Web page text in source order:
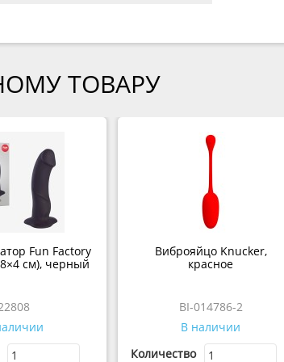
ТОВАРУ
Fun Factory
см), черный
Виброяйцо Knucker,
красное
BI-014786-2
В наличии
Количество